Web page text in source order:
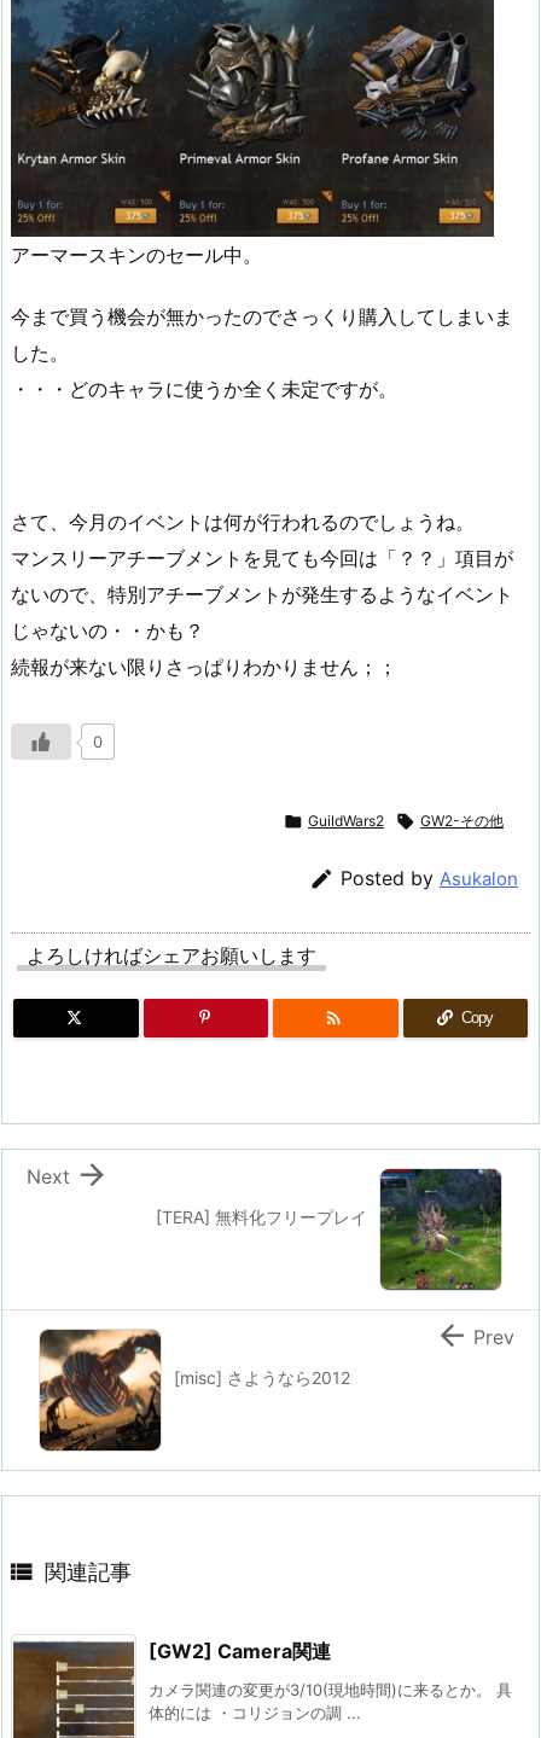
アーマースキンのセール中。
今まで買う機会が無かったのでさっくり購入してしまいま
した。
・・・どのキャラに使うか全く未定ですが。
さて、今月のイベントは何が行われるのでしょうね。
マンスリーアチーブメントを見ても今回は「？？」項目が
ないので、特別アチーブメントが発生するようなイベント
じゃないの・・かも？
続報が来ない限りさっぱりわかりません；；
0
 GuildWars2  GW2-その他
 Posted by Asukalon
よろしければシェアお願いします
 Copy
[TERA] 無料化フリープレイ

Next
[misc] さようなら2012
 Prev
 関連記事
[GW2] Camera関連
カメラ関連の変更が3/10(現地時間)に来るとか。 具
体的には ・コリジョンの調 ...